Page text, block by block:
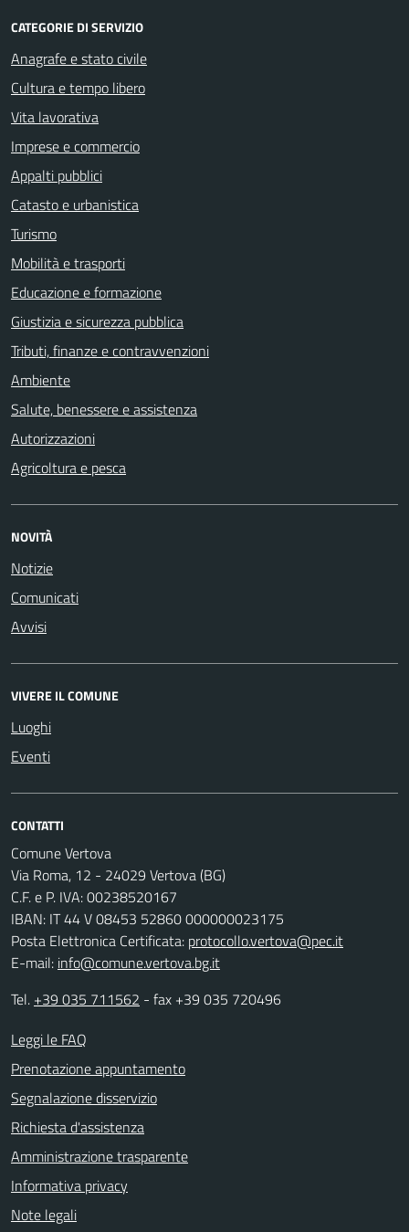
CATEGORIE DI SERVIZIO
Anagrafe e stato civile
Cultura e tempo libero
Vita lavorativa
Imprese e commercio
Appalti pubblici
Catasto e urbanistica
Turismo
Mobilità e trasporti
Educazione e formazione
Giustizia e sicurezza pubblica
Tributi, finanze e contravvenzioni
Ambiente
Salute, benessere e assistenza
Autorizzazioni
Agricoltura e pesca
NOVITÀ
Notizie
Comunicati
Avvisi
VIVERE IL COMUNE
Luoghi
Eventi
CONTATTI
Comune Vertova
Via Roma, 12 - 24029 Vertova (BG)
C.F. e P. IVA: 00238520167
IBAN: IT 44 V 08453 52860 000000023175
Posta Elettronica Certificata: protocollo.vertova@pec.it
E-mail: info@comune.vertova.bg.it
Tel. +39 035 711562 - fax +39 035 720496
Leggi le FAQ
Prenotazione appuntamento
Segnalazione disservizio
Richiesta d'assistenza
Amministrazione trasparente
Informativa privacy
Note legali